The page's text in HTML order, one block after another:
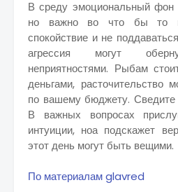
В среду эмоциональный фон
но важно во что бы то
спокойствие и не
агрессия могут
неприятностями. Рыбам
деньгами, расточительство
по вашему бюджету.
В важных вопросах
интуиции, ноа подскажет
этот день могут быть вещими.
По материалам glavred